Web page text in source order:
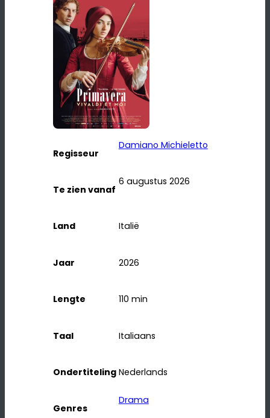
Regisseur
Damiano Michieletto
Te zien vanaf
6 augustus 2026
Land Italië
Jaar 2026
Lengte 110 min
Taal Italiaans
Ondertiteling Nederlands
Genres
Drama